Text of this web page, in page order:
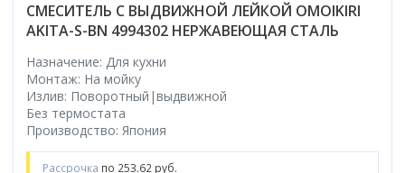
СМЕСИТЕЛЬ С ВЫДВИЖНОЙ ЛЕЙКОЙ OMOIKIRI
AKITA-S-BN 4994302 НЕРЖАВЕЮЩАЯ СТАЛЬ
Назначение: Для кухни
Монтаж: На мойку
Излив: Поворотный|выдвижной
Без термостата
Производство: Япония
Рассрочка по 253.62 руб.